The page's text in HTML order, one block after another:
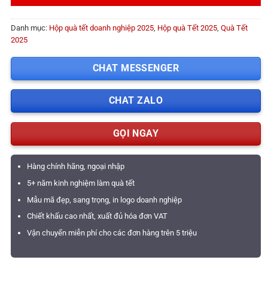
Danh mục: Hộp quà tết doanh nghiệp 2025 Hộp quà Tết 2025 Quà Tết
2025
CHAT MESSENGER
CHAT ZALO
GỌI NGAY
Hàng chính hãng, ngoại nhập
5+ năm kinh nghiệm làm quà tết
Mẫu mã đẹp, sang trọng, in logo doanh nghiệp
Chiết khấu cao nhất, xuất đủ hóa đơn VAT
Vận chuyển miễn phí cho các đơn hàng trên 5 triệu